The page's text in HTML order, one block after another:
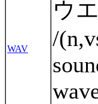
WAV
ウ
/